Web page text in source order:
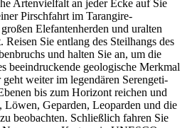
Artenvielfalt an jeder Ecke auf Sie
Pirschfahrt im Tarangire-
Elefantenherden und uralten
Sie entlang des Steilhangs des
und halten Sie an, um die
beeindruckende geologische Merkmal
weiter im legendären Serengeti-
bis zum Horizont reichen und
Löwen, Geparden, Leoparden und die
beobachten. Schließlich fahren Sie